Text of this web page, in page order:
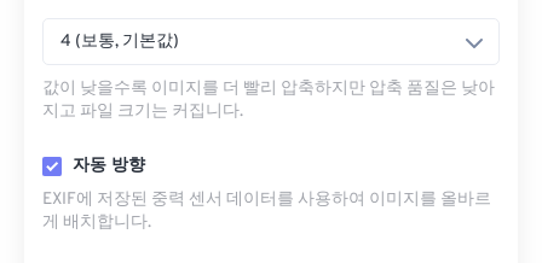
4 (보통, 기본값)
값이 낮을수록 이미지를 더 빨리 압축하지만 압축 품질은 낮아
지고 파일 크기는 커집니다.
자동 방향
EXIF에 저장된 중력 센서 데이터를 사용하여 이미지를 올바르
게 배치합니다.